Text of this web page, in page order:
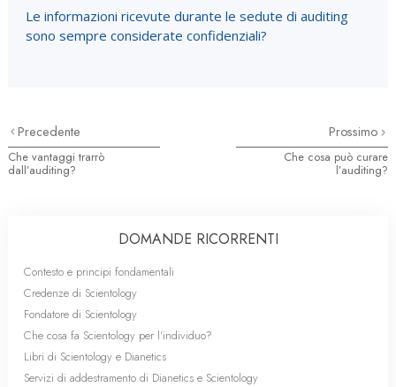
Le informazioni ricevute durante le sedute di auditing
sono sempre considerate confidenziali?
Precedente
Che vantaggi trarrò
dall’auditing?
Prossimo
Che cosa può curare
l’auditing?
DOMANDE RICORRENTI
Contesto e principi fondamentali
Credenze di Scientology
Fondatore di Scientology
Che cosa fa Scientology per l’individuo?
Libri di Scientology e Dianetics
Servizi di addestramento di Dianetics e Scientology